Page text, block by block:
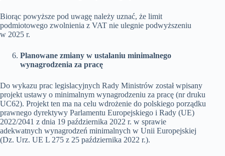
Biorąc powyższe pod uwagę należy uznać, że limit
podmiotowego zwolnienia z VAT nie ulegnie podwyższeniu
w 2025 r.
Planowane zmiany w ustalaniu minimalnego
wynagrodzenia za pracę
Do wykazu prac legislacyjnych Rady Ministrów został wpisany
projekt ustawy o minimalnym wynagrodzeniu za pracę (nr druku
UC62). Projekt ten ma na celu wdrożenie do polskiego porządku
prawnego dyrektywy Parlamentu Europejskiego i Rady (UE)
2022/2041 z dnia 19 października 2022 r. w sprawie
adekwatnych wynagrodzeń minimalnych w Unii Europejskiej
(Dz. Urz. UE L 275 z 25 października 2022 r.).